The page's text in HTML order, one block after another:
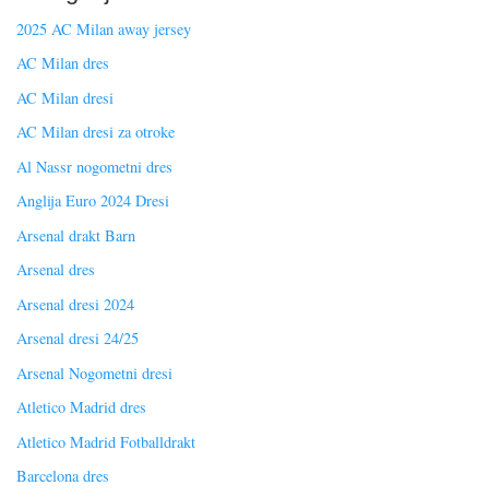
2025 AC Milan away jersey
AC Milan dres
AC Milan dresi
AC Milan dresi za otroke
Al Nassr nogometni dres
Anglija Euro 2024 Dresi
Arsenal drakt Barn
Arsenal dres
Arsenal dresi 2024
Arsenal dresi 24/25
Arsenal Nogometni dresi
Atletico Madrid dres
Atletico Madrid Fotballdrakt
Barcelona dres